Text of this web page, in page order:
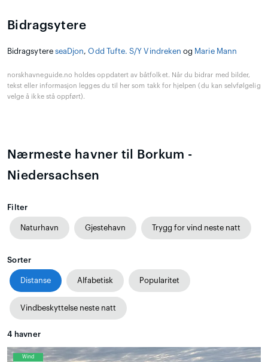
Bidragsytere
Bidragsytere seaDjon,Odd Tufte. S/Y Vindreken og Marie Mann
norskhavneguide.no holdes oppdatert av båtfolket. Når du bidrar med bilder,
tekst eller informasjon legges du til her som takk for hjelpen (du kan selvfølgelig
velge å ikke stå oppført).
Nærmeste havner til Borkum -
Niedersachsen
Filter
Naturhavn Gjestehavn Trygg for vind neste natt
Sorter
Distanse Alfabetisk Popularitet
Vindbeskyttelse neste natt
4 havner
Wind